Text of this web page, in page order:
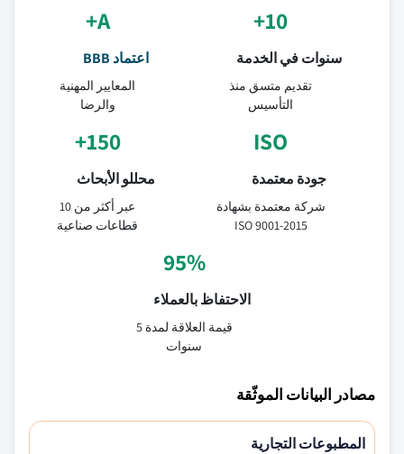
10+
سنوات في الخدمة
تقديم متسق منذ
التأسيس
A+
اعتماد BBB
المعايير المهنية
والرضا
ISO
جودة معتمدة
شركة معتمدة بشهادة
ISO 9001-2015
150+
محللو الأبحاث
عبر أكثر من 10
قطاعات صناعية
95%
الاحتفاظ بالعملاء
قيمة العلاقة لمدة 5
سنوات
مصادر البيانات الموثّقة
المطبوعات التجارية